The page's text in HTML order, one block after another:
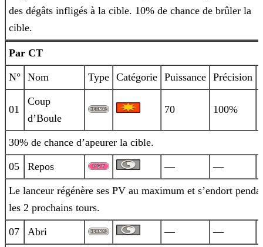
des dégâts infligés à la cible. 10% de chance de brûler la
cible.
Par CT
N° Nom Type Catégorie Puissance Précision
01
Coup
d’Boule
70 100%
30% de chance d’apeurer la cible.
05 Repos — —
Le lanceur régénère ses PV au maximum et s’endort
les 2 prochains tours.
07 Abri — —